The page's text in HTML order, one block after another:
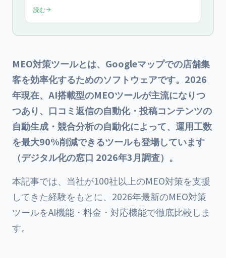
FAQで網羅した用語ガイドです。AI検索最適化との関係ま
読む
MEO対策ツールとは、Googleマップでの店舗集
客を効率化するためのソフトウェアです。2026
年現在、AI搭載型のMEOツールが主流になりつ
つあり、口コミ返信の自動化・投稿コンテンツの
自動生成・競合分析の自動化によって、運用工数
を最大90%削減できるツールも登場しています
（デジタル化の窓口 2026年3月調査）。
本記事では、当社が100社以上のMEO対策を支援
してきた経験をもとに、2026年最新のMEO対策
ツールをAI機能・料金・対応機能で徹底比較しま
す。